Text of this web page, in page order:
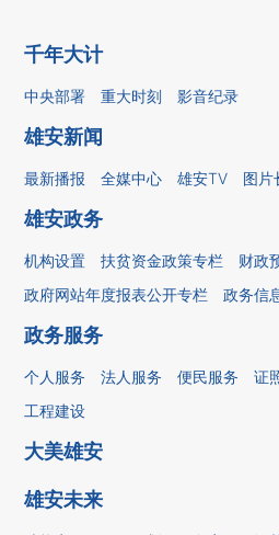
千年大计
中央部署 重大时刻 影音纪录
雄安新闻
最新播报 全媒中心 雄安TV 图片
雄安政务
机构设置 扶贫资金政策专栏
财政
政府网站年度报表公开专栏
政务信
政务服务
个人服务 法人服务 便民服务 证
工程建设
大美雄安
雄安未来